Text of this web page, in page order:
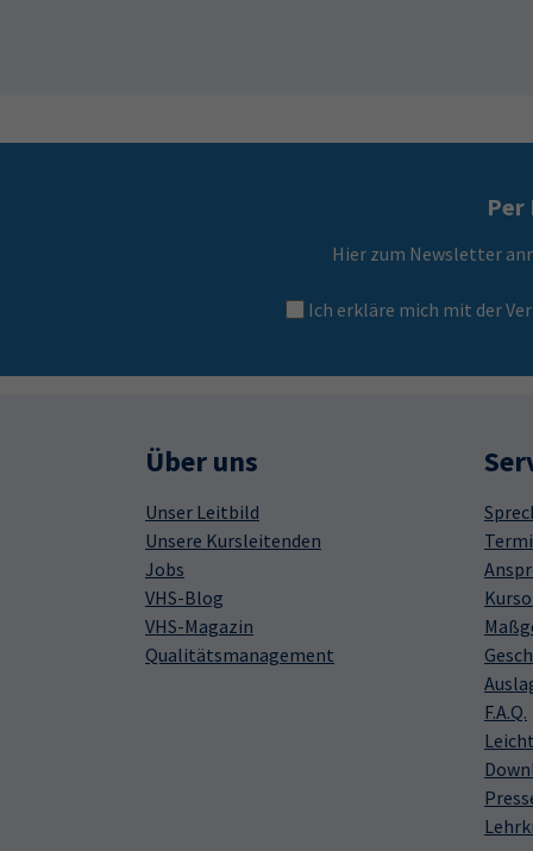
Per
Hier zum Newsletter
Ich erkläre mich mit der
Über uns
Unser Leitbild
Unsere Kursleitenden
Jobs
VHS-Blog
VHS-Magazin
Qualitätsmanagement
F.A.Q.